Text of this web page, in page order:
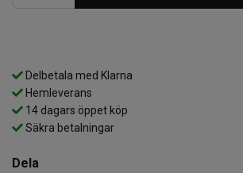
Delbetala med Klarna
Hemleverans
14 dagars öppet köp
Säkra betalningar
Dela